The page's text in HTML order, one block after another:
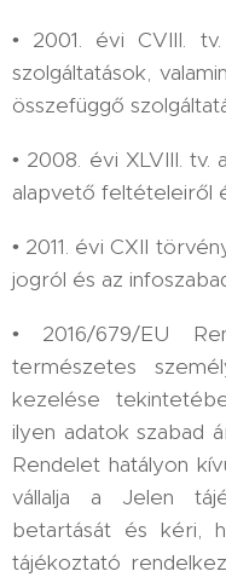
• 2001. évi CVIII.
szolgáltatások,
összefüggő
• 2008. évi XLVIII. tv.
alapvető feltételeiről
• 2011. évi CXII
jogról és az
• 2016/679/EU
természetes
kezelése
ilyen adatok szabad
Rendelet hatályon
vállalja a Jelen
betartását és kéri,
tájékoztató